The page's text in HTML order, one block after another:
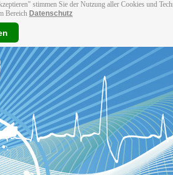
stimmen Sie der Nutzung aller Cookies und
Bereich Datenschutz